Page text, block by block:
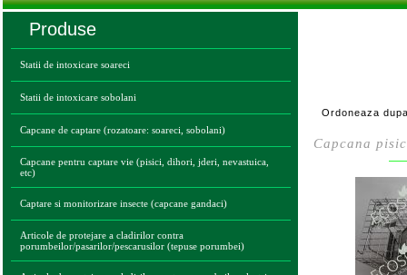
Produse
Statii de intoxicare soareci
Statii de intoxicare sobolani
Capcane de captare (rozatoare: soareci, sobolani)
Capcane pentru captare vie (pisici, dihori, jderi, nevastuica,
etc)
Captare si monitorizare insecte (capcane gandaci)
Articole de protejare a cladirilor contra
porumbeilor/pasarilor/pescarusilor (tepuse porumbei)
Ordoneaza
Capcana